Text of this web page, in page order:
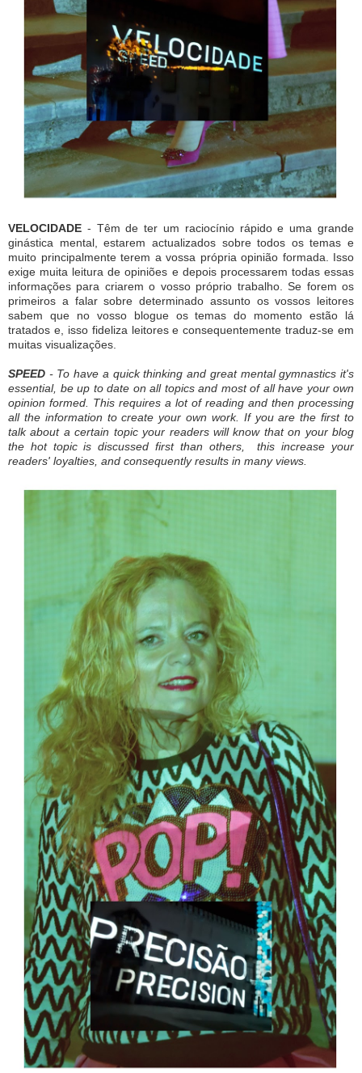
VELOCIDADE - Têm de ter um raciocínio rápido e uma grande
ginástica mental, estarem actualizados sobre todos os temas e
muito principalmente terem a vossa própria opinião formada. Isso
exige muita leitura de opiniões e depois processarem todas essas
informações para criarem o vosso próprio trabalho. Se forem os
primeiros a falar sobre determinado assunto os vossos leitores
sabem que no vosso blogue os temas do momento estão lá
tratados e, isso fideliza leitores e consequentemente traduz-se em
muitas visualizações.
SPEED - To have a quick thinking and great mental gymnastics it's
essential, be up to date on all topics and most of all have your own
opinion formed. This requires a lot of reading and then processing
all the information to create your own work. If you are the first to
talk about a certain topic your readers will know that on your blog
the hot topicis discussed first than others, this increase your
readers' loyalties , and consequently results in many views.